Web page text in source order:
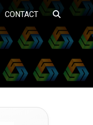
Pôle bâtiment
PLATEFORME
EMPLOI DME
CONTACT